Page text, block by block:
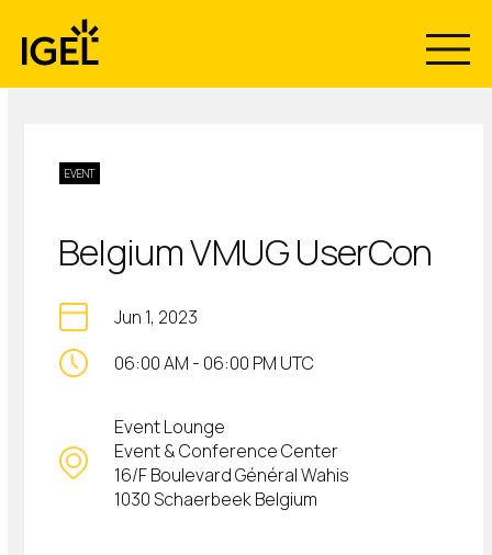
content
EVENT
Belgium VMUG UserCon
Jun 1, 2023
06:00 AM - 06:00 PM UTC
Event Lounge
Event & Conference Center
16/F Boulevard Général Wahis
1030 Schaerbeek Belgium